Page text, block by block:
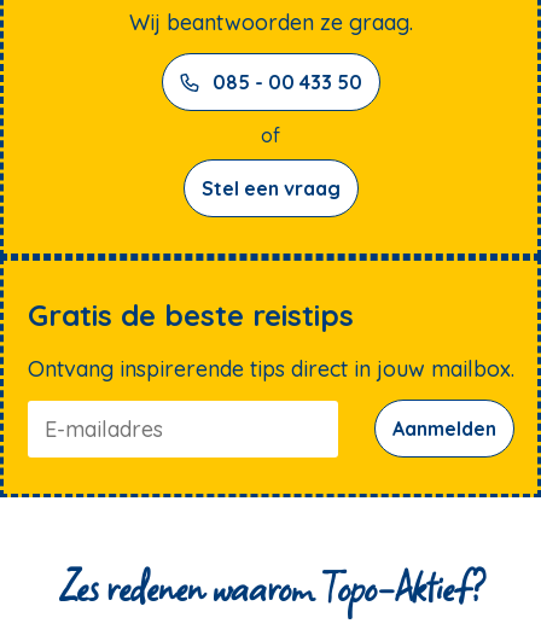
Wij beantwoorden ze graag.
085 - 00 433 50
of
Stel een vraag
Gratis de beste reistips
Ontvang inspirerende tips direct in jouw mailbox.
Aanmelden
Zes redenen waarom Topo-Aktief?